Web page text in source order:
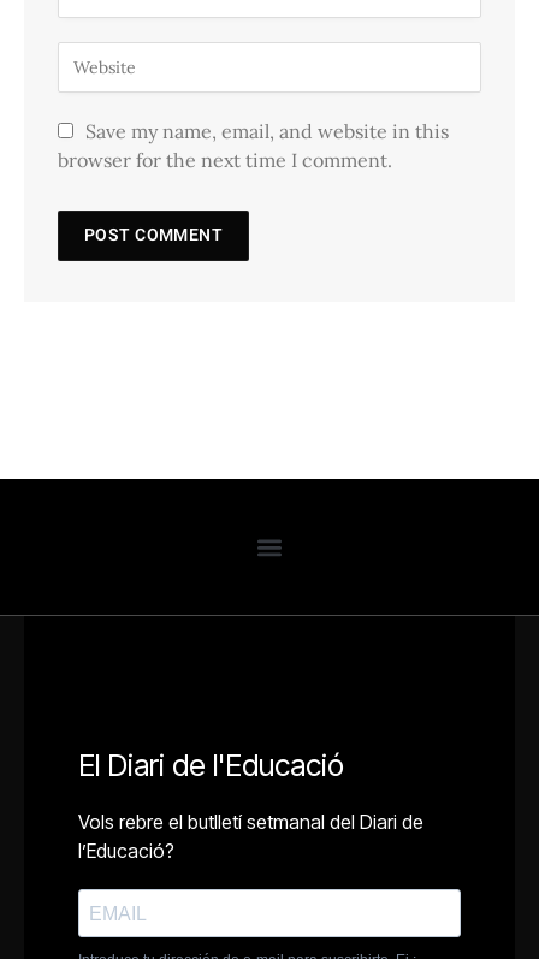
Save my name, email, and website in this
browser for the next time I comment.